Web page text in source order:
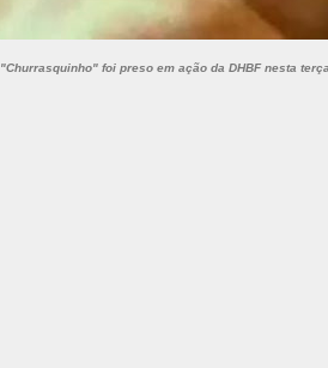
"Churrasquinho" foi preso em ação da DHBF nesta